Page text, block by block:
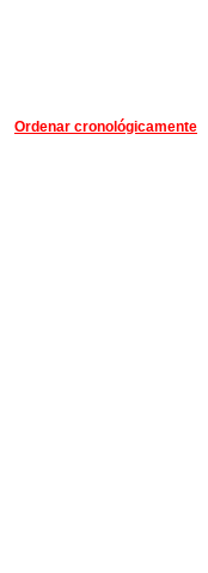
Ordenar cronológicamente